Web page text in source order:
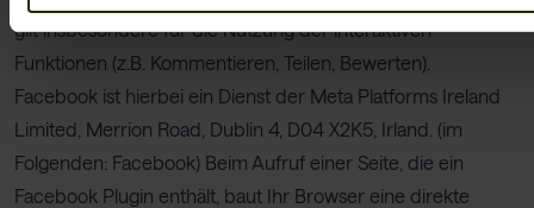
gilt insbesondere für die Nutzung der interaktiven
Funktionen (z.B. Kommentieren, Teilen, Bewerten).
Facebook ist hierbei ein Dienst der Meta Platforms Ireland
Limited, Merrion Road, Dublin 4, D04 X2K5, Irland. (im
Folgenden: Facebook) Beim Aufruf einer Seite, die ein
Facebook Plugin enthält, baut Ihr Browser eine direkte